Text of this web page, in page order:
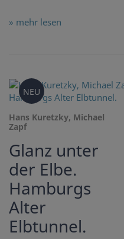
» mehr lesen
NEU
Hans Kuretzky, Michael
Zapf
Glanz unter
der Elbe.
Hamburgs
Alter
Elbtunnel.